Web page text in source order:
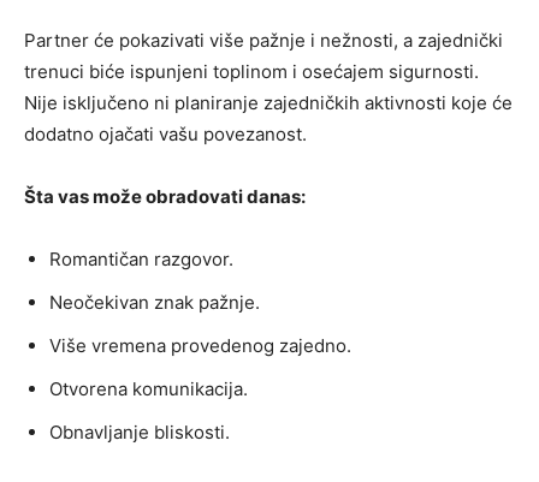
Partner će pokazivati više pažnje i nežnosti, a zajednički
trenuci biće ispunjeni toplinom i osećajem sigurnosti.
Nije isključeno ni planiranje zajedničkih aktivnosti koje će
dodatno ojačati vašu povezanost.
Šta vas može obradovati danas:
Romantičan razgovor.
Neočekivan znak pažnje.
Više vremena provedenog zajedno.
Otvorena komunikacija.
Obnavljanje bliskosti.